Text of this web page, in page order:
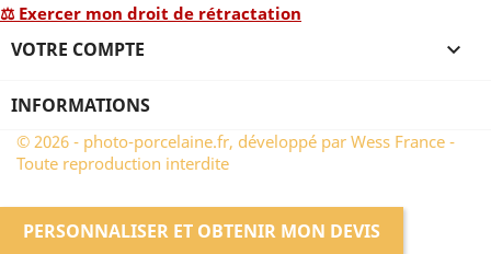
⚖ Exercer mon droit de rétractation
VOTRE COMPTE 
INFORMATIONS
© 2026 - photo-porcelaine.fr, développé par Wess France -
Toute reproduction interdite
PERSONNALISER ET OBTENIR MON DEVIS